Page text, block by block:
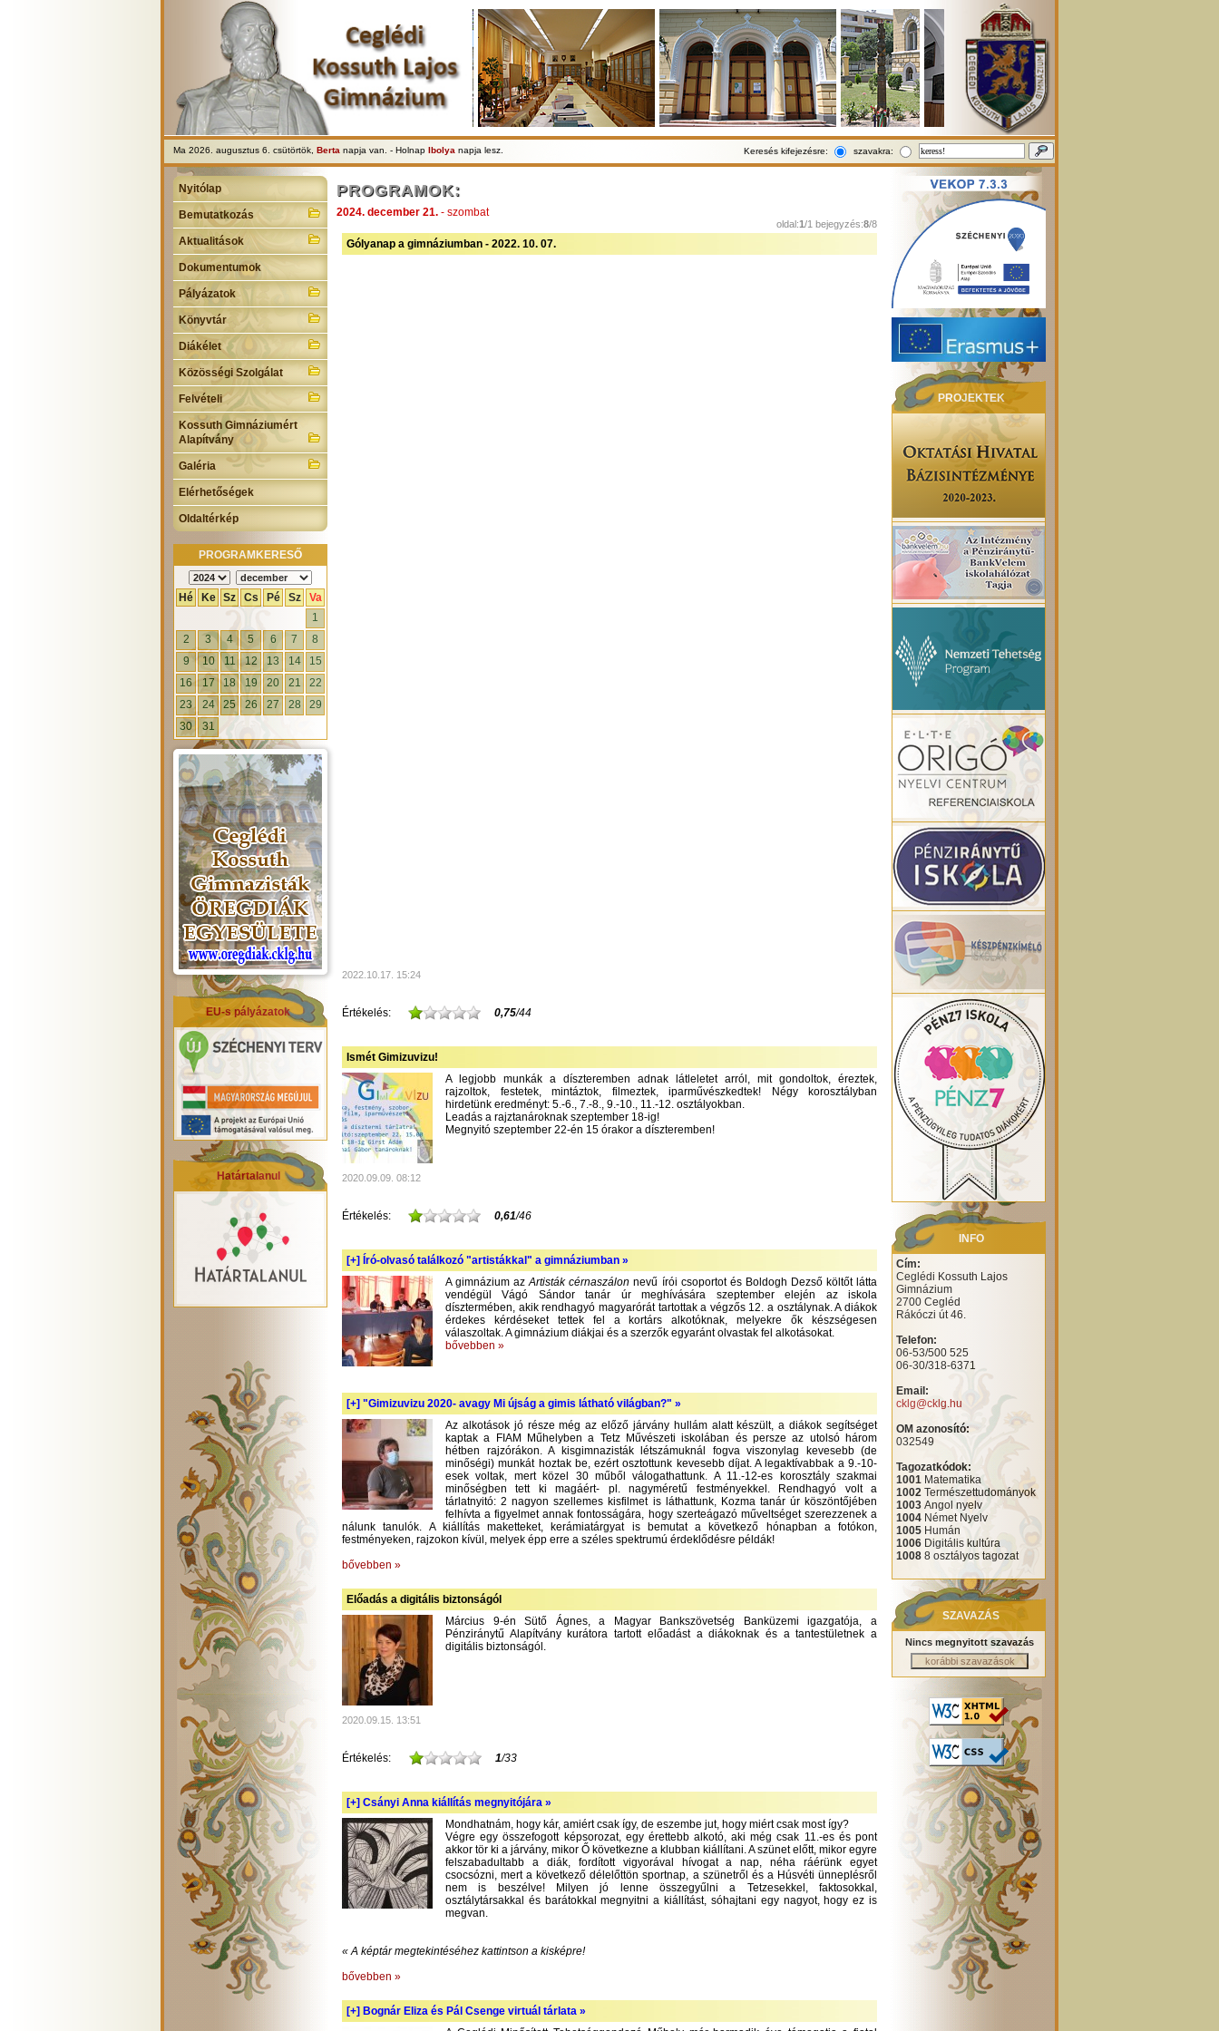
Ma 2026. augusztus 6. csütörtök, Berta napja van. - Holnap Ibolya napja lesz. Keresés kifejezésre: szavakra:
Nyitólap
Bemutatkozás
Aktualitások
Dokumentumok
Pályázatok
Könyvtár
Diákélet
Közösségi Szolgálat
Felvételi
Kossuth Gimnáziumért
Alapítvány
Galéria
Elérhetőségek
Oldaltérkép
PROGRAMKERESŐ
Hé Ke Sz Cs Pé Sz
Va
1
2
3 4 5 6 7
8
9
10 11 12 13 14
15
16
17 18 19 20 21
22
23
24 25 26 27 28
29
30
31
EU-s pályázatok
Határtalanul
PROGRAMOK:
2024. december 21. - szombat
oldal:1/1 bejegyzés:8/8
Gólyanap a gimnáziumban - 2022. 10. 07.
2022.10.17. 15:24
Értékelés: 0,75/44
Ismét Gimizuvizu!
A legjobb munkák a díszteremben adnak látleletet arról, mit gondoltok, éreztek,
rajzoltok, festetek, mintáztok, filmeztek, iparművészkedtek! Négy korosztályban
hirdetünk eredményt: 5.-6., 7.-8., 9.-10., 11.-12. osztályokban.
Leadás a rajztanároknak szeptember 18-ig!
Megnyitó szeptember 22-én 15 órakor a díszteremben!
2020.09.09. 08:12
Értékelés: 0,61/46
[+] Író-olvasó találkozó "artistákkal" a gimnáziumban »
A gimnázium azArtisták cérnaszálon nevű írói csoportot és Boldogh Dezső költőt látta
vendégül Vágó Sándor tanár úr meghívására szeptember elején az iskola
dísztermében, akik rendhagyó magyarórát tartottak a végzős 12. a osztálynak. A diákok
érdekes kérdéseket tettek fel a kortárs alkotóknak, melyekre ők készségesen
válaszoltak. A gimnázium diákjai és a szerzők egyaránt olvastak fel alkotásokat.
bővebben »
[+] "Gimizuvizu 2020- avagy Mi újság a gimis látható világban?" »
Az alkotások jó része még az előző járvány hullám alatt készült, a diákok segítséget
kaptak a FIAM Műhelyben a Tetz Művészeti iskolában és persze az utolsó három
hétben rajzórákon. A kisgimnazisták létszámuknál fogva viszonylag kevesebb (de
minőségi) munkát hoztak be, ezért osztottunk kevesebb díjat. A legaktívabbak a 9.-10-
esek voltak, mert közel 30 műből válogathattunk. A 11.-12-es korosztály szakmai
minőségben tett ki magáért- pl. nagyméretű festményekkel. Rendhagyó volt a
tárlatnyitó: 2 nagyon szellemes kisfilmet is láthattunk, Kozma tanár úr köszöntőjében
felhívta a figyelmet annak fontosságára, hogy szerteágazó műveltséget szerezzenek a
nálunk tanulók. A kiállítás maketteket, kerámiatárgyat is bemutat a következő hónapban a fotókon,
festményeken, rajzokon kívül, melyek épp erre a széles spektrumú érdeklődésre példák!
bővebben »
Előadás a digitális biztonságól
Március 9-én Sütő Ágnes, a Magyar Bankszövetség Banküzemi igazgatója, a
Pénziránytű Alapítvány kurátora tartott előadást a diákoknak és a tantestületnek a
digitális biztonságól.
2020.09.15. 13:51
Értékelés: 1/33
[+] Csányi Anna kiállítás megnyitójára »
Mondhatnám, hogy kár, amiért csak így, de eszembe jut, hogy miért csak most így?
Végre egy összefogott képsorozat, egy érettebb alkotó, aki még csak 11.-es és pont
akkor tör ki a járvány, mikor Ő következne a klubban kiállítani. A szünet előtt, mikor egyre
felszabadultabb a diák, fordított vigyorával hívogat a nap, néha ráérünk egyet
csocsózni, mert a következő délelőttön sportnap, a szünetről és a Húsvéti ünneplésről
nem is beszélve! Milyen jó lenne összegyűlni a Tetzesekkel, faktosokkal,
osztálytársakkal és barátokkal megnyitni a kiállítást, sóhajtani egy nagyot, hogy ez is
megvan.
« A képtár megtekintéséhez kattintson a kisképre!
bővebben »
[+] Bognár Eliza és Pál Csenge virtuál tárlata »
PROJEKTEK
INFO
Cím:
Ceglédi Kossuth Lajos
Gimnázium
2700 Cegléd
Rákóczi út 46.
Telefon:
06-53/500 525
06-30/318-6371
Email:
cklg@cklg.hu
OM azonosító:
032549
Tagozatkódok:
1001 Matematika
1002 Természettudományok
1003 Angol nyelv
1004 Német Nyelv
1005 Humán
1006 Digitális kultúra
1008 8 osztályos tagozat
SZAVAZÁS
Nincs megnyitott szavazás